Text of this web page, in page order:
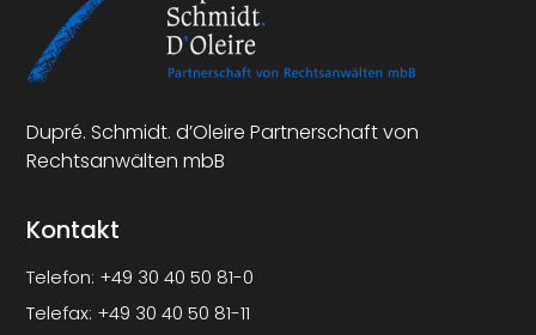
Dupré. Schmidt. d’Oleire Partnerschaft von
Rechtsanwälten mbB
Kontakt
Telefon: +49 30 40 50 81-0
Telefax: +49 30 40 50 81-11